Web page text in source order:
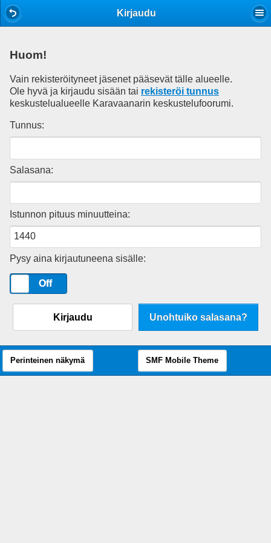
Kirjaudu
Huom!
Vain rekisteröityneet jäsenet pääsevät tälle alueelle.
Ole hyvä ja kirjaudu sisään tai rekisteröi tunnus
keskustelualueelle Karavaanarin keskustelufoorumi.
Tunnus:
Salasana:
Istunnon pituus minuutteina:
Pysy aina kirjautuneena sisälle:
Off
Kirjaudu Unohtuiko salasana?
Perinteinen näkymä SMF Mobile Theme